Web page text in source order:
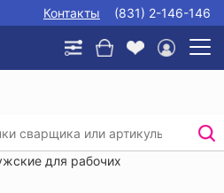
Контакты (831) 2-146-146
для рабочих